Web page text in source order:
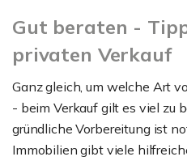
Gut beraten -
privaten Verkauf
Ganz gleich, um welche Art
- beim Verkauf gilt es viel zu
gründliche Vorbereitung ist
Immobilien gibt viele